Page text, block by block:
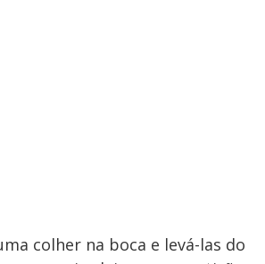
colher na boca e levá-las do